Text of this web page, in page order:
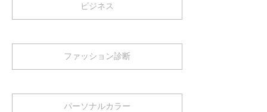
ビジネス
ファッション診断
パーソナルカラー